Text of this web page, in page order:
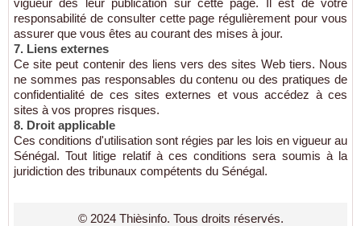
vigueur dès leur publication sur cette page. Il est de votre
responsabilité de consulter cette page régulièrement pour vous
assurer que vous êtes au courant des mises à jour.
7. Liens externes
Ce site peut contenir des liens vers des sites Web tiers. Nous
ne sommes pas responsables du contenu ou des pratiques de
confidentialité de ces sites externes et vous accédez à ces
sites à vos propres risques.
8. Droit applicable
Ces conditions d'utilisation sont régies par les lois en vigueur au
Sénégal. Tout litige relatif à ces conditions sera soumis à la
juridiction des tribunaux compétents du Sénégal.
© 2024 Thièsinfo. Tous droits réservés.